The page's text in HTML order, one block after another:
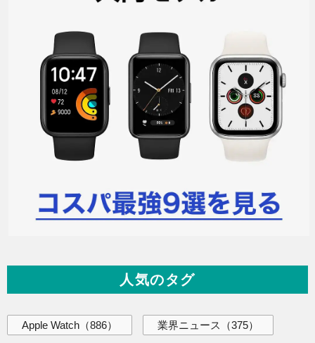
人気のタグ
Apple Watch （886） 業界ニュース （375）